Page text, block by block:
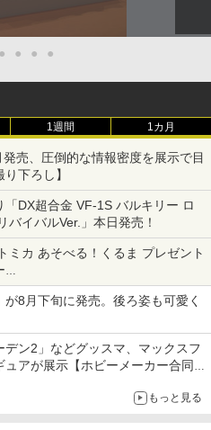
● ● ● ●
1週間 1カ月
発売、圧倒的な情報密度を展示で目
下ろし】
「DX超合金 VF-1S バルキリー ロ
バイバルVer.」本日発売！
ミカ あそべる！くるま プレゼント
らではの体験とコラボの楽しさを
8月下旬に発売。後ろ姿も可愛く
メーターなど4種がラインナップ
デン2」などグッスマ、マックスフ
アが展示【ホビーメーカー合同展
もっと見る